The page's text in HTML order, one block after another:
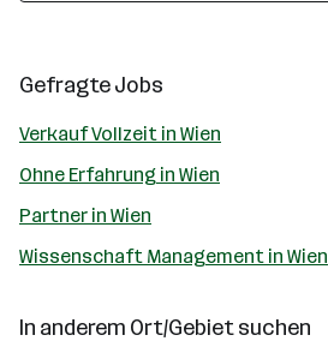
Gefragte Jobs
Verkauf Vollzeit in Wien
Ohne Erfahrung in Wien
Partner in Wien
Wissenschaft Management in Wien
In anderem Ort/Gebiet suchen